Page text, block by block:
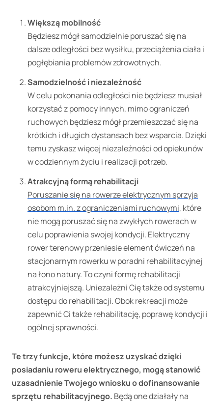
Większą mobilność
Będziesz mógł samodzielnie poruszać się na
dalsze odległości bez wysiłku, przeciążenia ciała i
pogłębiania problemów zdrowotnych.
Samodzielność i niezależność
W celu pokonania odległości nie będziesz musiał
korzystać z pomocy innych, mimo ograniczeń
ruchowych będziesz mógł przemieszczać się na
krótkich i długich dystansach bez wsparcia. Dzięki
temu zyskasz więcej niezależności od opiekunów
w codziennym życiu i realizacji potrzeb.
Atrakcyjną formą rehabilitacji
Poruszanie się na rowerze elektrycznym sprzyja
osobom m.in. z ograniczeniami ruchowymi, które
nie mogą poruszać się na zwykłych rowerach w
celu poprawienia swojej kondycji. Elektryczny
rower terenowy przeniesie element ćwiczeń na
stacjonarnym rowerku w poradni rehabilitacyjnej
na łono natury. To czyni formę rehabilitacji
atrakcyjniejszą. Uniezależni Cię także od systemu
dostępu do rehabilitacji. Obok rekreacji może
zapewnić Ci także rehabilitację, poprawę kondycji i
ogólnej sprawności.
Te trzy funkcje, które możesz uzyskać dzięki
posiadaniu roweru elektrycznego, mogą stanowić
uzasadnienie Twojego wniosku o dofinansowanie
sprzętu rehabilitacyjnego. Będą one działały na